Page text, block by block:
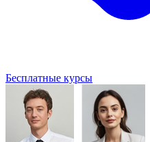
Бесплатные курсы